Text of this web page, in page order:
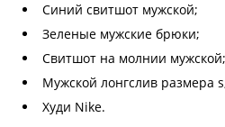
Синий свитшот мужской;
Зеленые мужские брюки;
Свитшот на молнии мужской;
Мужской лонгслив размера
Худи Nike.